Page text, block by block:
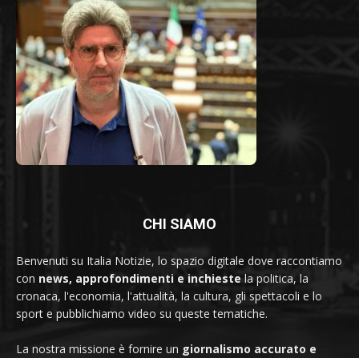
CHI SIAMO
Benvenuti su Italia Notizie, lo spazio digitale dove raccontiamo
con news, approfondimenti e inchieste la politica, la
cronaca, l'economia, l'attualità, la cultura, gli spettacoli e lo
sport e pubblichiamo video su queste tematiche.
La nostra missione è fornire un giornalismo accurato e